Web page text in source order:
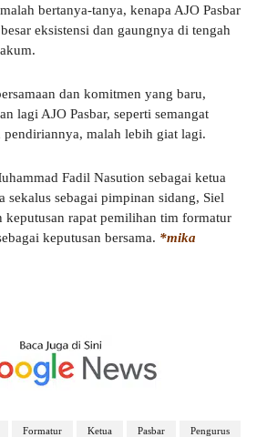
bertanya-tanya, kenapa AJO Pasbar
eksistensi dan gaungnya di tengah
dan komitmen yang baru,
lagi AJO Pasbar, seperti semangat
pendiriannya, malah lebih giat lagi.
Fadil Nasution sebagai ketua
sekalus sebagai pimpinan sidang, Siel
keputusan rapat pemilihan tim formatur
keputusan bersama. *mika
Formatur Ketua Pasbar Pengurus